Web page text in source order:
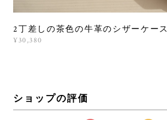
2丁差しの茶色の牛革のシザーケース
¥30,380
ショップの評価